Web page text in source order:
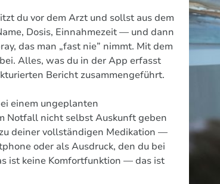
du vor dem Arzt und sollst aus dem
Dosis, Einnahmezeit — und dann
das man „fast nie” nimmt. Mit dem
Alles, was du in der App erfasst
Bericht zusammengeführt.
einem ungeplanten
Notfall nicht selbst Auskunft geben
deiner vollständigen Medikation —
oder als Ausdruck, den du bei
ist keine Komfortfunktion — das ist